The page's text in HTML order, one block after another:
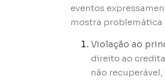
eventos
mostra problemática
Violação ao
direito ao
não